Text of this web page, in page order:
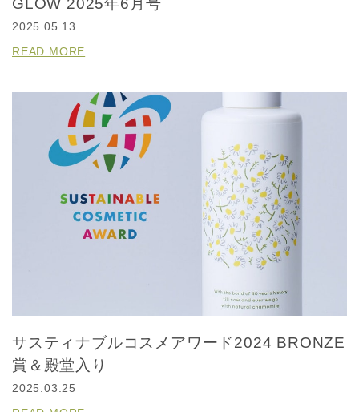
GLOW 2025年6月号
2025.05.13
READ MORE
サスティナブルコスメアワード2024 BRONZE
賞＆殿堂入り
2025.03.25